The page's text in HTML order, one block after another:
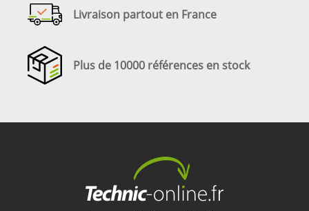
Livraison partout en France
Plus de 10000 références en stock